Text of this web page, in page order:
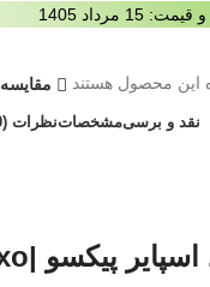
مرداد 1405
مقایسه
نقد و برسیمشخصاتنظرات (0)
اسپایر پیکسو |Aspire Pixo